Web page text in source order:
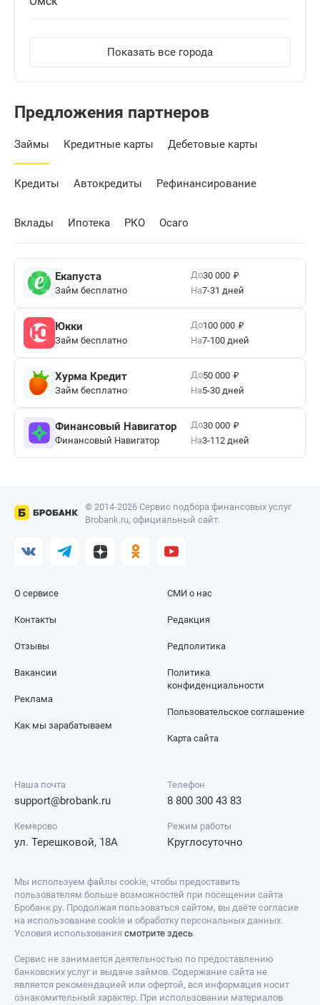
Показать все города
Предложения партнеров
Займы Кредитные карты Дебетовые карты
Кредиты Автокредиты Рефинансирование
Вклады Ипотека РКО Осаго
Екапуста
Займ бесплатно
До30 000 ₽
На7-31 дней
Юкки
Займ бесплатно
До100 000 ₽
На7-100 дней
Хурма Кредит
Займ бесплатно
До50 000 ₽
На5-30 дней
Финансовый Навигатор
Финансовый Навигатор
До30 000 ₽
На3-112 дней
© 2014-2026 Сервис подбора финансовых услуг
Brobank.ru, официальный сайт.
О сервисе
Контакты
Отзывы
СМИ о нас
Редакция
Редполитика
Вакансии
Реклама
Как мы зарабатываем
Политика
конфиденциальности
Пользовательское соглашение
Карта сайта
Наша почта
support@brobank.ru
Телефон
8 800 300 43 83
Кемерово
ул. Терешковой, 18А
Режим работы
Круглосуточно
Мы используем файлы cookie, чтобы предоставить
пользователям больше возможностей при посещении сайта
Бробанк.ру. Продолжая пользоваться сайтом, вы даёте согласие
на использование cookie и обработку персональных данных.
Условия использования смотрите здесь.
Сервис не занимается деятельностью по предоставлению
банковских услуг и выдаче займов. Содержание сайта не
является рекомендацией или офертой, вся информация носит
ознакомительный характер. При использовании материалов